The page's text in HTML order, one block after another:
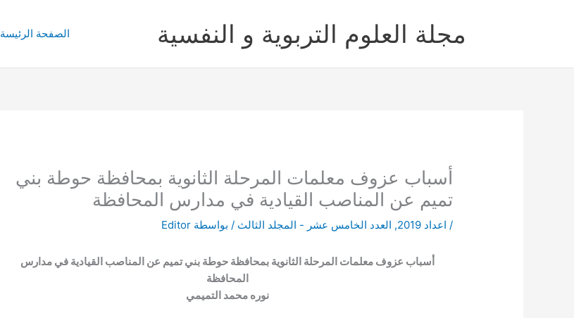
مجلة العلوم التربوية و النفسية الصفحة الرئيسة
أسباب عزوف معلمات المرحلة الثانوية بمحافظة حوطة بني
تميم عن المناصب القيادية في مدارس المحافظة
/ اعداد 2019 , العدد الخامس عشر - المجلد الثالث / بواسطة Editor
أسباب عزوف معلمات المرحلة الثانوية بمحافظة حوطة بني تميم عن المناصب القيادية في مدارس
المحافظة
نوره محمد التميمي